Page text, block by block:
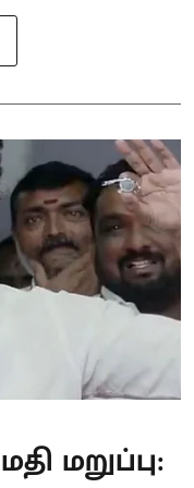
மறுப்பு: